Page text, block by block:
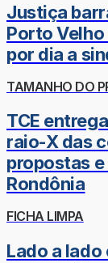
Justiça
Porto
por dia a
TAMANHO DO
TCE
raio-X das
propostas
Rondônia
FICHA LIMPA
Lado a lado